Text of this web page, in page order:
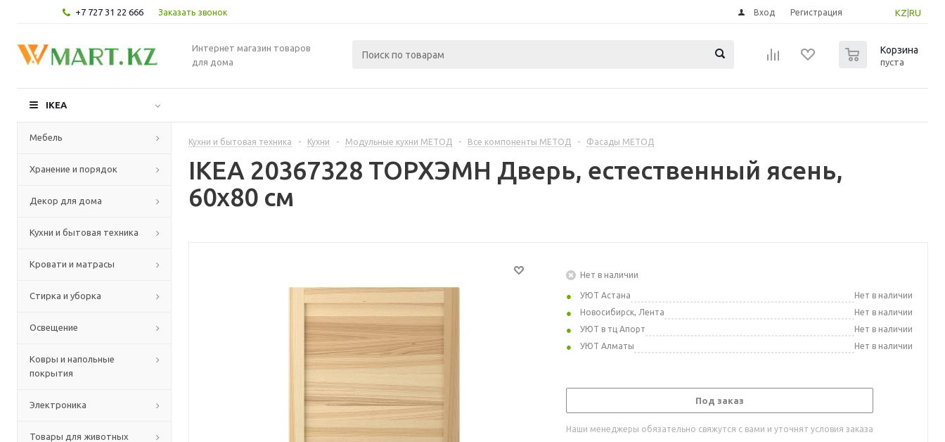
+7 727 31 22 666 Заказать звонок KZ RU
Вход Регистрация
Интернет магазин товаров
для дома
Корзина
пуста
IKEA
Мебель
Хранение и порядок
Декор для дома
Кухни и бытовая техника
Кровати и матрасы
Стирка и уборка
Освещение
Ковры и напольные
покрытия
Электроника
Товары для животных
Кухни и бытовая техника - Кухни - Модульные кухни МЕТОД - Все компоненты МЕТОД - Фасады МЕТОД
IKEA 20367328 ТОРХЭМН Дверь, естественный ясень,
60x80 см
Нет в наличии
УЮТ Астана
Нет в наличии
Новосибирск, Лента
Нет в наличии
УЮТ в тц Апорт
Нет в наличии
УЮТ Алматы
Нет в наличии
Под заказ
Наши менеджеры обязательно свяжутся с вами и уточнят условия заказа